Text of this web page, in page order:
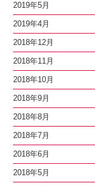
2019年5月
2019年4月
2018年12月
2018年11月
2018年10月
2018年9月
2018年8月
2018年7月
2018年6月
2018年5月